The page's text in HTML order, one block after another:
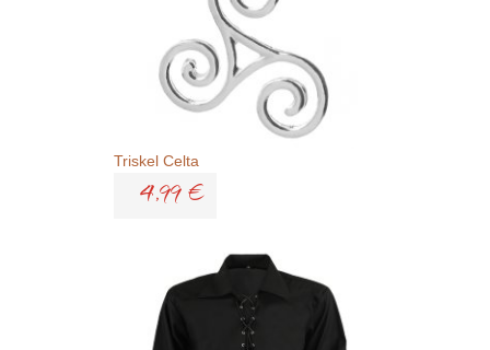
Triskel Celta
4,99 €